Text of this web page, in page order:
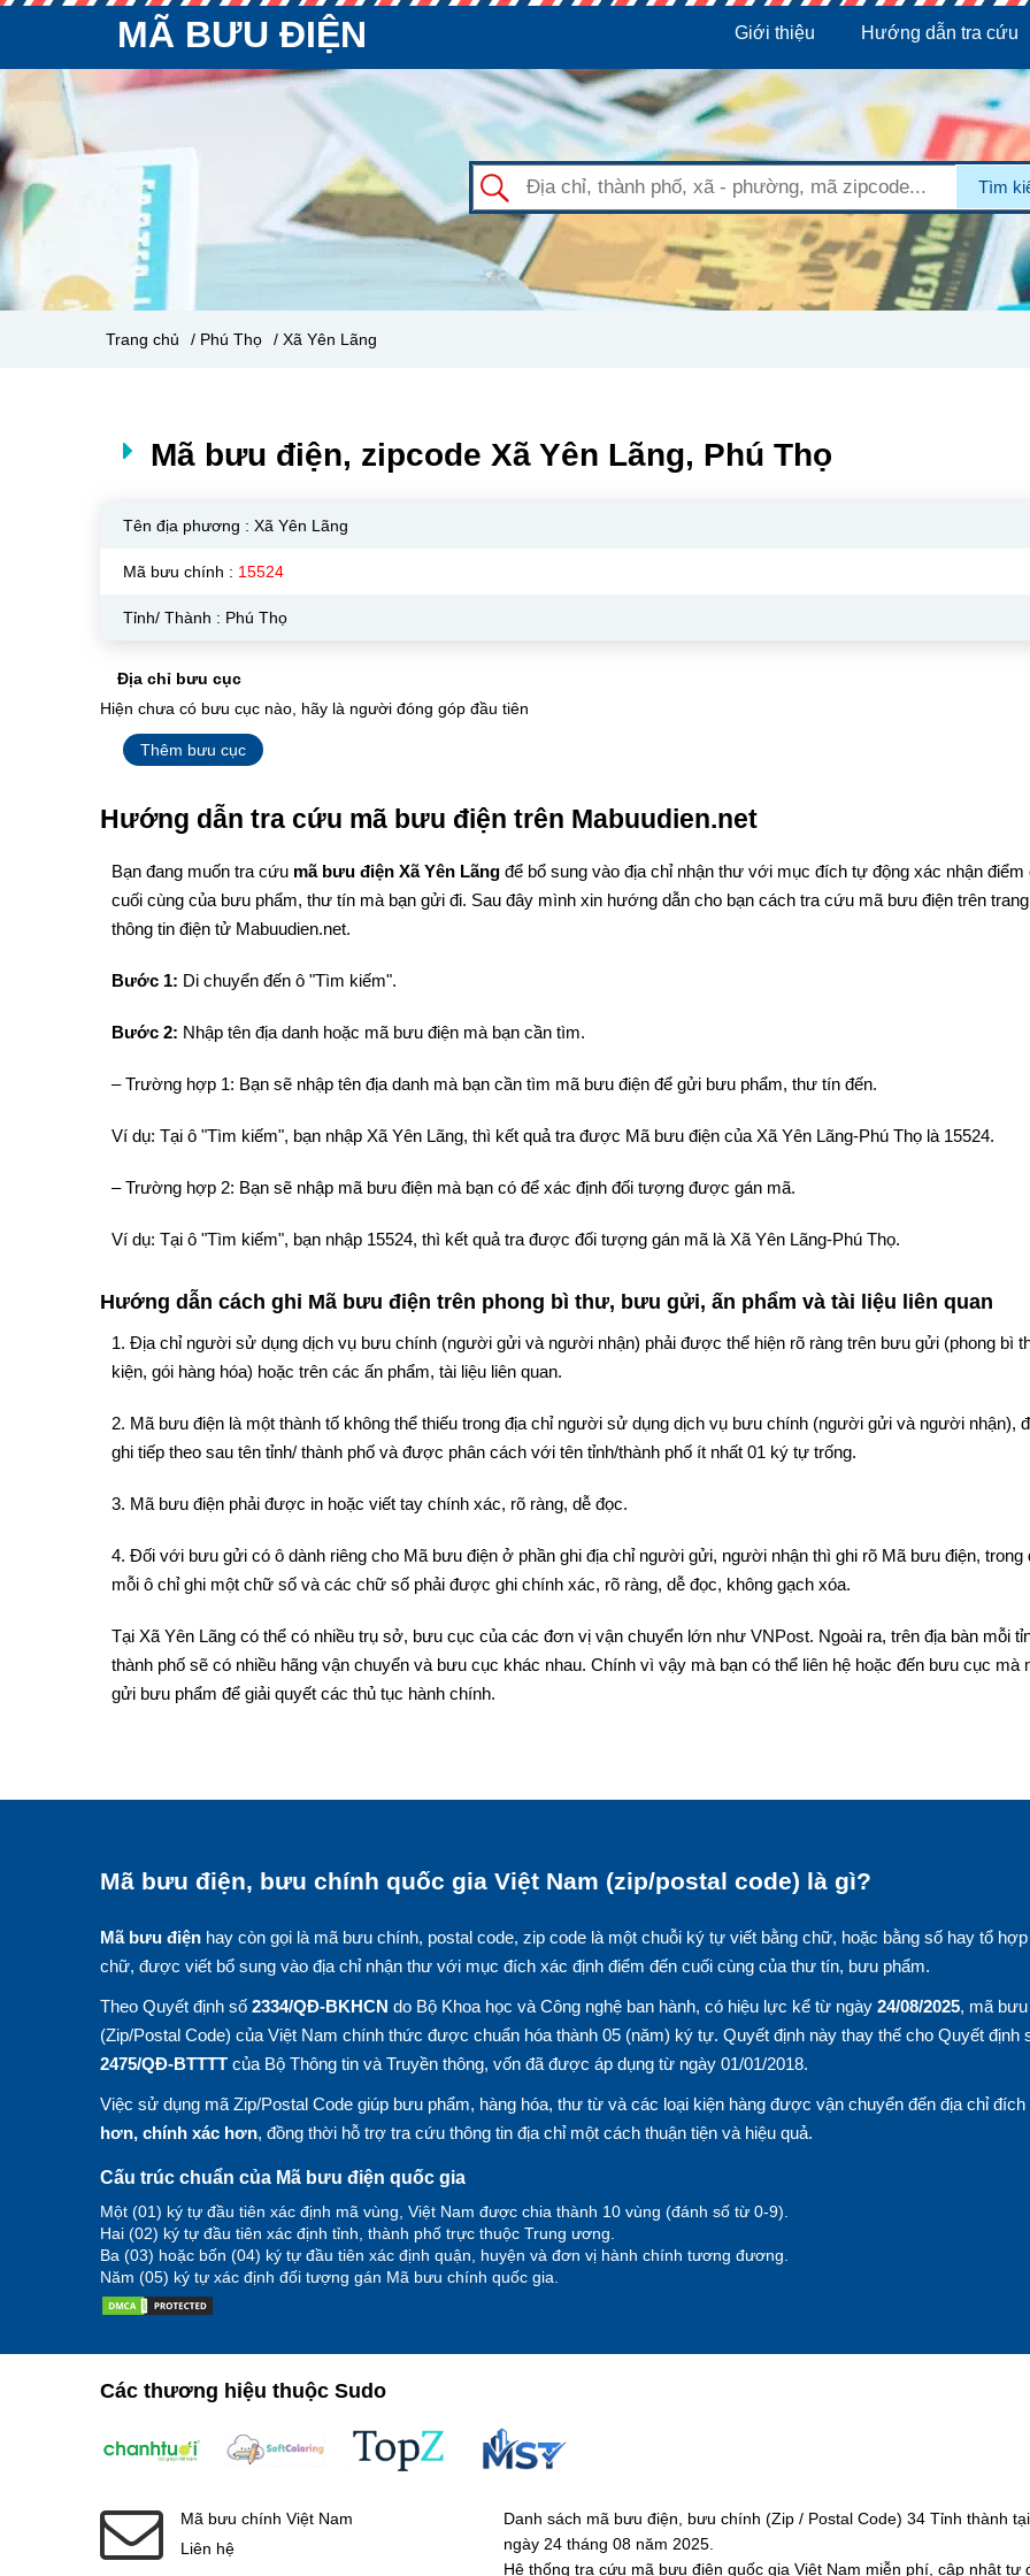
MÃ BƯU ĐIỆN Giới thiệu Hướng dẫn tra cứu
Tìm
Trang chủ / Phú Thọ / Xã Yên Lãng
Mã bưu điện, zipcode Xã Yên Lãng, Phú Thọ
Tên địa phương : Xã Yên Lãng
Mã bưu chính : 15524
Tỉnh/ Thành : Phú Thọ
Địa chỉ bưu cục
Hiện chưa có bưu cục nào, hãy là người đóng góp đầu tiên
Thêm bưu cục
Hướng dẫn tra cứu mã bưu điện trên Mabuudien.net
Bạn đang muốn tra cứu mã bưu điện Xã Yên Lãng để bổ sung vào địa chỉ nhận thư với mục đích tự động xác nhận điểm
cuối cùng của bưu phẩm, thư tín mà bạn gửi đi. Sau đây mình xin hướng dẫn cho bạn cách tra cứu mã bưu điện trên trang
thông tin điện tử Mabuudien.net.
Bước 1: Di chuyển đến ô "Tìm kiếm".
Bước 2: Nhập tên địa danh hoặc mã bưu điện mà bạn cần tìm.
– Trường hợp 1: Bạn sẽ nhập tên địa danh mà bạn cần tìm mã bưu điện để gửi bưu phẩm, thư tín đến.
Ví dụ: Tại ô "Tìm kiếm", bạn nhập Xã Yên Lãng, thì kết quả tra được Mã bưu điện của Xã Yên Lãng-Phú Thọ là 15524.
– Trường hợp 2: Bạn sẽ nhập mã bưu điện mà bạn có để xác định đối tượng được gán mã.
Ví dụ: Tại ô "Tìm kiếm", bạn nhập 15524, thì kết quả tra được đối tượng gán mã là Xã Yên Lãng-Phú Thọ.
Hướng dẫn cách ghi Mã bưu điện trên phong bì thư, bưu gửi, ấn phẩm và tài liệu liên quan
1. Địa chỉ người sử dụng dịch vụ bưu chính (người gửi và người nhận) phải được thể hiện rõ ràng trên bưu gửi (phong bì
kiện, gói hàng hóa) hoặc trên các ấn phẩm, tài liệu liên quan.
2. Mã bưu điện là một thành tố không thể thiếu trong địa chỉ người sử dụng dịch vụ bưu chính (người gửi và người nhận),
ghi tiếp theo sau tên tỉnh/ thành phố và được phân cách với tên tỉnh/thành phố ít nhất 01 ký tự trống.
3. Mã bưu điện phải được in hoặc viết tay chính xác, rõ ràng, dễ đọc.
4. Đối với bưu gửi có ô dành riêng cho Mã bưu điện ở phần ghi địa chỉ người gửi, người nhận thì ghi rõ Mã bưu điện, trong
mỗi ô chỉ ghi một chữ số và các chữ số phải được ghi chính xác, rõ ràng, dễ đọc, không gạch xóa.
Tại Xã Yên Lãng có thể có nhiều trụ sở, bưu cục của các đơn vị vận chuyển lớn như VNPost. Ngoài ra, trên địa bàn mỗi
thành phố sẽ có nhiều hãng vận chuyển và bưu cục khác nhau. Chính vì vậy mà bạn có thể liên hệ hoặc đến bưu cục mà
gửi bưu phẩm để giải quyết các thủ tục hành chính.
Mã bưu điện, bưu chính quốc gia Việt Nam (zip/postal code) là gì?
Mã bưu điện hay còn gọi là mã bưu chính, postal code, zip code là một chuỗi ký tự viết bằng chữ, hoặc bằng số hay tổ
chữ, được viết bổ sung vào địa chỉ nhận thư với mục đích xác định điểm đến cuối cùng của thư tín, bưu phẩm.
Theo Quyết định số 2334/QĐ-BKHCN do Bộ Khoa học và Công nghệ ban hành, có hiệu lực kể từ ngày 24/08/2025, mã
(Zip/Postal Code) của Việt Nam chính thức được chuẩn hóa thành 05 (năm) ký tự. Quyết định này thay thế cho Quyết định
2475/QĐ-BTTTT của Bộ Thông tin và Truyền thông, vốn đã được áp dụng từ ngày 01/01/2018.
Việc sử dụng mã Zip/Postal Code giúp bưu phẩm, hàng hóa, thư từ và các loại kiện hàng được vận chuyển đến địa chỉ đích
hơn, chính xác hơn, đồng thời hỗ trợ tra cứu thông tin địa chỉ một cách thuận tiện và hiệu quả.
Cấu trúc chuẩn của Mã bưu điện quốc gia
Một (01) ký tự đầu tiên xác định mã vùng, Việt Nam được chia thành 10 vùng (đánh số từ 0-9).
Hai (02) ký tự đầu tiên xác định tỉnh, thành phố trực thuộc Trung ương.
Ba (03) hoặc bốn (04) ký tự đầu tiên xác định quận, huyện và đơn vị hành chính tương đương.
Năm (05) ký tự xác định đối tượng gán Mã bưu chính quốc gia.
Các thương hiệu thuộc Sudo
Mã bưu chính Việt Nam
Liên hệ
Danh sách mã bưu điện, bưu chính (Zip / Postal Code) 34 Tỉnh thành
ngày 24 tháng 08 năm 2025.
Hệ thống tra cứu mã bưu điện quốc gia Việt Nam miễn phí, cập nhật tự